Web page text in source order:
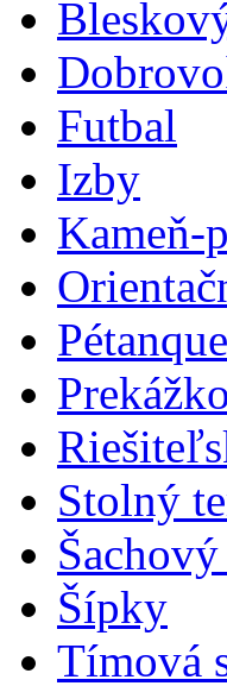
Futbal
Izby
Kameň-
Pétanque
Stolný
Šípky
Tímová